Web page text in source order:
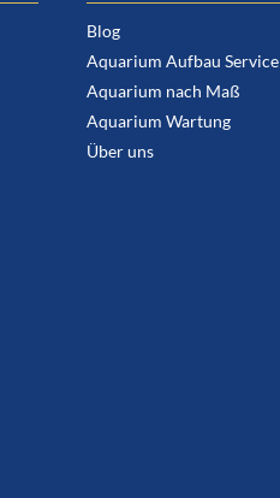
Blog
Aquarium Aufbau Service
Aquarium nach Maß
Aquarium Wartung
Über uns